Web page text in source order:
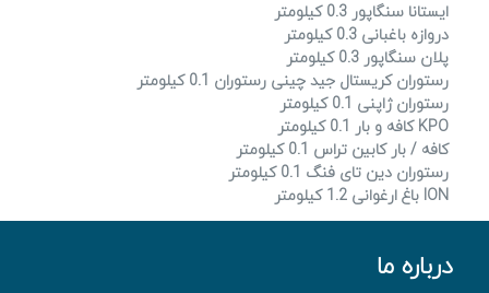
ایستانا سنگاپور 0.3 کیلومتر
دروازه باغبانی 0.3 کیلومتر
پلان سنگاپور 0.3 کیلومتر
رستوران کریستال جید چینی رستوران 0.1 کیلومتر
رستوران ژاپنی 0.1 کیلومتر
KPO کافه و بار 0.1 کیلومتر
کافه / بار کابین تراس 0.1 کیلومتر
رستوران دین تای فنگ 0.1 کیلومتر
ION باغ ارغوانی 1.2 کیلومتر
درباره ما